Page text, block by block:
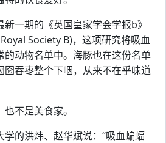
一期的《英国皇家学会学报b》
Society B)，这项研究将吸血
的动物名单中。海豚也在这份名单
囵吞枣整个下咽，从来不在乎味道
不是美食家。
的洪炜、赵华斌说：“吸血蝙蝠